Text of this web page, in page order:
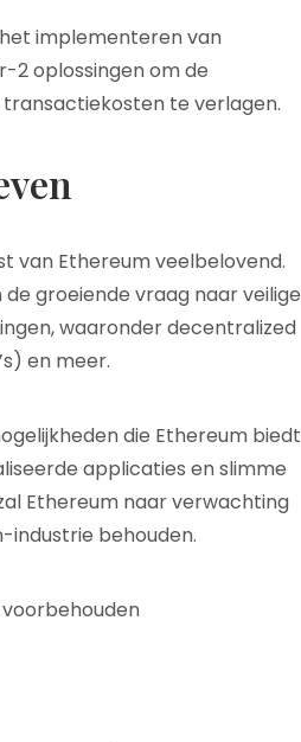
implementeren van
2 oplossingen om de
te verlagen.
van Ethereum veelbelovend.
groeiende vraag naar veilige
waaronder decentralized
en meer.
die Ethereum biedt
applicaties en slimme
Ethereum naar verwachting
industrie behouden.